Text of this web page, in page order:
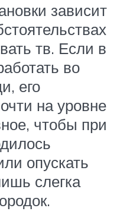
зависит
тв. Если в
во
его
на уровне
чтобы при
опускать
слегка